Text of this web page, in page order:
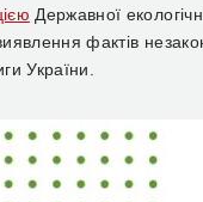
Державної
фактів
України.